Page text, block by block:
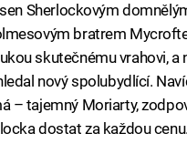
Sherlockovým
bratrem
skutečnému vrahovi, a
nový spolubydlící.
– tajemný Moriarty,
dostat za každou